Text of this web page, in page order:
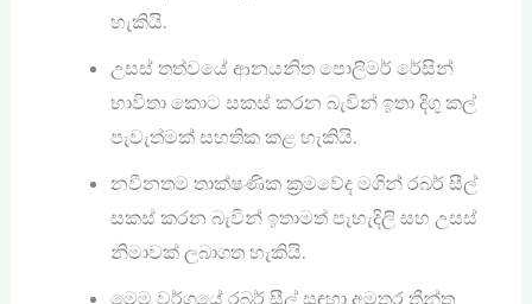
හැකියි.
උසස් තත්වයේ ආනයනිත පොලිමර් රේසින්
භාවිතා කොට සකස් කරන බැවින් ඉතා දිගු කල්
පැවැත්මක් සහතික කළ හැකියි.
නවීනතම තාක්ෂණික ක්‍රමවේද මගින් රබර් සීල්
සකස් කරන බැවින් ඉතාමත් පැහැදිලි සහ උසස්
නිමාවක් ලබාගත හැකියි.
මෙම වර්ගයේ රබර් සීල් සඳහා අමතර තීන්ත